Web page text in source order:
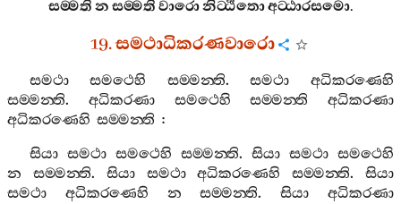
සම‍්මතිනසම‍්මතිවාරොනිට‍්ඨිතොඅට‍්ඨාරසමො.
19.සමථාධිකරණවාරො
සමථා සමථෙහි සම‍්මන‍්ති.සමථා
අධිකරණෙහි
සම‍්මන‍්ති. අධිකරණා සමථෙහි සම‍්මන‍්ති
අධිකරණා
අධිකරණෙහි සම‍්මන‍්ති :
සියා සමථා සමථෙහි සම‍්මන‍්ති. සියා සමථා සමථෙහි
න
සම‍්මන‍්ති. සියා සමථා අධිකරණෙහි සම‍්මන‍්ති.සියා
සමථා
අධිකරණෙහි න සම‍්මන‍්ති.සියා
අධිකරණා